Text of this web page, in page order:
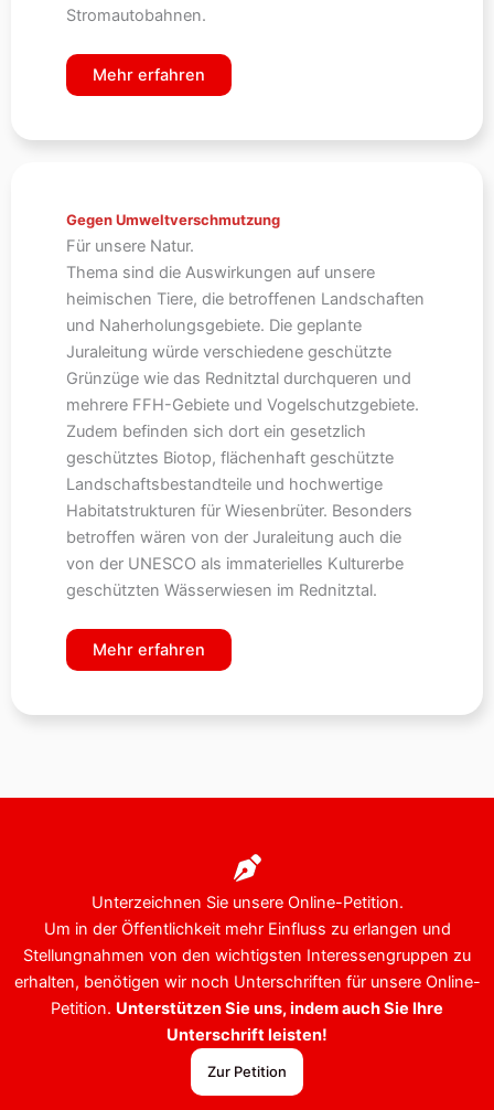
Stromautobahnen.
Mehr erfahren
Gegen Umweltverschmutzung
Für unsere Natur.
Thema sind die Auswirkungen auf unsere
heimischen Tiere, die betroffenen Landschaften
und Naherholungsgebiete. Die geplante
Juraleitung würde verschiedene geschützte
Grünzüge wie das Rednitztal durchqueren und
mehrere FFH-Gebiete und Vogelschutzgebiete.
Zudem befinden sich dort ein gesetzlich
geschütztes Biotop, flächenhaft geschützte
Landschaftsbestandteile und hochwertige
Habitatstrukturen für Wiesenbrüter. Besonders
betroffen wären von der Juraleitung auch die
von der UNESCO als immaterielles Kulturerbe
geschützten Wässerwiesen im Rednitztal.
Mehr erfahren
Unterzeichnen Sie unsere Online-Petition.
Um in der Öffentlichkeit mehr Einfluss zu erlangen und
Stellungnahmen von den wichtigsten Interessengruppen zu
erhalten, benötigen wir noch Unterschriften für unsere Online-
Petition. Unterstützen Sie uns, indem auch Sie Ihre
Unterschrift leisten!
Zur Petition